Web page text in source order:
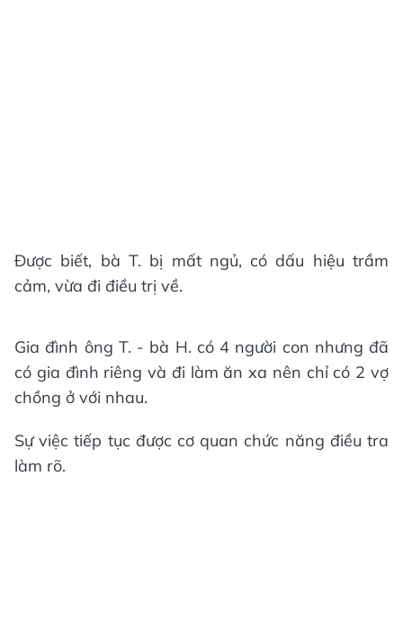
Được biết, bà T. bị mất ngủ, có dấu hiệu trầm
cảm, vừa đi điều trị về.
Gia đình ông T. - bà H. có 4 người con nhưng đã
có gia đình riêng và đi làm ăn xa nên chỉ có 2 vợ
chồng ở với nhau.
Sự việc tiếp tục được cơ quan chức năng điều tra
làm rõ.